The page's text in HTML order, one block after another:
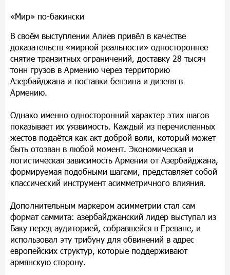
«Мир» по-бакински
В своём выступлении Алиев привёл в качестве
доказательств «мирной реальности» одностороннее
снятие транзитных ограничений, доставку 28 тысяч
тонн грузов в Армению через территорию
Азербайджана и поставки бензина и дизеля в
Армению.
Однако именно односторонний характер этих шагов
показывает их уязвимость. Каждый из перечисленных
жестов подаётся как акт доброй воли, который может
быть отозван в любой момент. Экономическая и
логистическая зависимость Армении от Азербайджана,
формируемая подобными шагами, представляет собой
классический инструмент асимметричного влияния.
Дополнительным маркером асимметрии стал сам
формат саммита: азербайджанский лидер выступал из
Баку перед аудиторией, собравшейся в Ереване, и
использовал эту трибуну для обвинений в адрес
европейских структур, которые поддерживают
армянскую сторону.